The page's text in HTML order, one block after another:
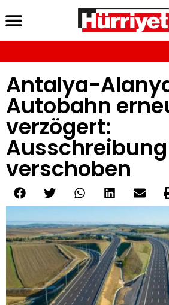
Antalya-
Autobahn
verzögert:
verschoben